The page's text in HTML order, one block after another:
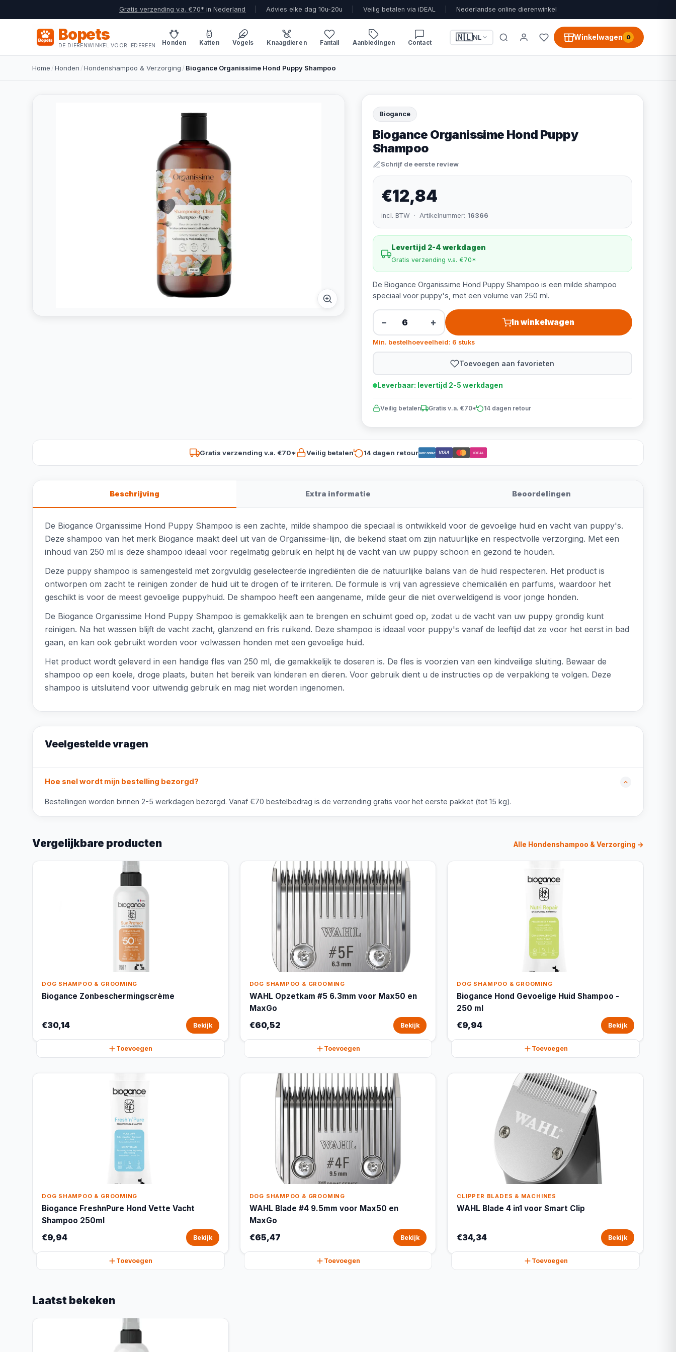
Gratis verzending v.a. €70* in Nederland Advies elke dag 10u-20u Veilig betalen via iDEAL Nederlandse online dierenwinkel
Bopets
DE DIERENWINKEL VOOR IEDEREEN Honden Katten Vogels Knaagdieren Fantail Aanbiedingen Contact
🇳🇱NL Winkelwagen 0
Home /Honden /Hondenshampoo & Verzorging / Biogance Organissime Hond Puppy Shampoo
Biogance
Biogance Organissime Hond Puppy
Shampoo
Schrijf de eerste review
€12,84
incl. BTW · Artikelnummer: 16366
Levertijd 2-4 werkdagen
Gratis verzending v.a. €70*
De Biogance Organissime Hond Puppy Shampoo is een milde shampoo
speciaal voor puppy's, met een volume van 250 ml.
− + In winkelwagen
Min. bestelhoeveelheid: 6 stuks
Toevoegen aan favorieten
Leverbaar: levertijd 2-5 werkdagen
Veilig betalen Gratis v.a. €70* 14 dagen retour
Gratis verzending v.a. €70* Veilig betalen 14 dagen retourBancontact VISA iDEAL
Beschrijving Extra informatie Beoordelingen
De Biogance Organissime Hond Puppy Shampoo is een zachte, milde shampoo die speciaal is ontwikkeld voor de gevoelige huid en vacht van puppy's.
Deze shampoo van het merk Biogance maakt deel uit van de Organissime-lijn, die bekend staat om zijn natuurlijke en respectvolle verzorging. Met een
inhoud van 250 ml is deze shampoo ideaal voor regelmatig gebruik en helpt hij de vacht van uw puppy schoon en gezond te houden.
Deze puppy shampoo is samengesteld met zorgvuldig geselecteerde ingrediënten die de natuurlijke balans van de huid respecteren. Het product is
ontworpen om zacht te reinigen zonder de huid uit te drogen of te irriteren. De formule is vrij van agressieve chemicaliën en parfums, waardoor het
geschikt is voor de meest gevoelige puppyhuid. De shampoo heeft een aangename, milde geur die niet overweldigend is voor jonge honden.
De Biogance Organissime Hond Puppy Shampoo is gemakkelijk aan te brengen en schuimt goed op, zodat u de vacht van uw puppy grondig kunt
reinigen. Na het wassen blijft de vacht zacht, glanzend en fris ruikend. Deze shampoo is ideaal voor puppy's vanaf de leeftijd dat ze voor het eerst in bad
gaan, en kan ook gebruikt worden voor volwassen honden met een gevoelige huid.
Het product wordt geleverd in een handige fles van 250 ml, die gemakkelijk te doseren is. De fles is voorzien van een kindveilige sluiting. Bewaar de
shampoo op een koele, droge plaats, buiten het bereik van kinderen en dieren. Voor gebruik dient u de instructies op de verpakking te volgen. Deze
shampoo is uitsluitend voor uitwendig gebruik en mag niet worden ingenomen.
Veelgestelde vragen
Hoe snel wordt mijn bestelling bezorgd?
Bestellingen worden binnen 2-5 werkdagen bezorgd. Vanaf €70 bestelbedrag is de verzending gratis voor het eerste pakket (tot 15 kg).
Vergelijkbare producten Alle Hondenshampoo & Verzorging →
DOG SHAMPOO & GROOMING
Biogance Zonbeschermingscrème
€30,14 Bekijk
Toevoegen
DOG SHAMPOO & GROOMING
WAHL Opzetkam #5 6.3mm voor Max50 en
MaxGo
€60,52 Bekijk
Toevoegen
DOG SHAMPOO & GROOMING
Biogance Hond Gevoelige Huid Shampoo -
250 ml
€9,94 Bekijk
Toevoegen
DOG SHAMPOO & GROOMING
Biogance FreshnPure Hond Vette Vacht
Shampoo 250ml
€9,94 Bekijk
Toevoegen
DOG SHAMPOO & GROOMING
WAHL Blade #4 9.5mm voor Max50 en
MaxGo
€65,47 Bekijk
Toevoegen
CLIPPER BLADES & MACHINES
WAHL Blade 4 in1 voor Smart Clip
€34,34 Bekijk
Toevoegen
Laatst bekeken